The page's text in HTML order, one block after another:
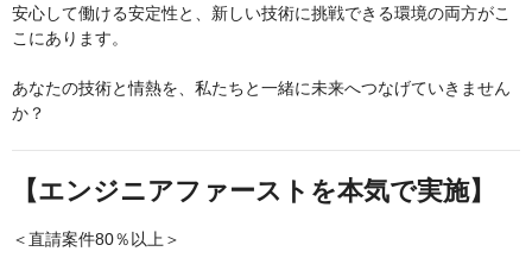
安心して働ける安定性と、新しい技術に挑戦できる環境の両方がこ
こにあります。
あなたの技術と情熱を、私たちと一緒に未来へつなげていきません
か？
【エンジニアファーストを本気で実施】
＜直請案件80％以上＞